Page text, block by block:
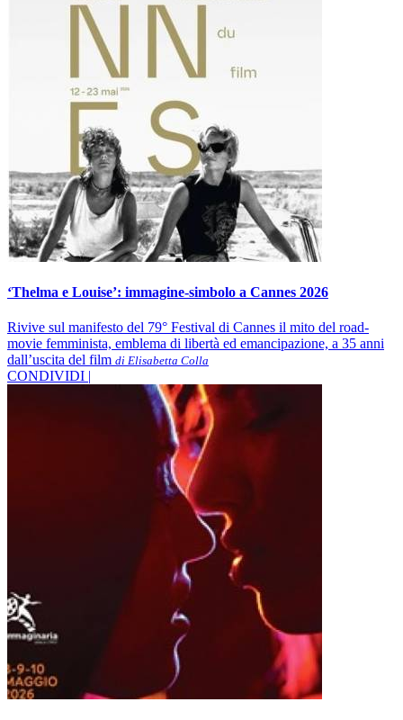
‘Thelma e Louise’: immagine-simbolo a Cannes 2026
Rivive sul manifesto del 79° Festival di Cannes il mito del road-
movie femminista, emblema di libertà ed emancipazione, a 35 anni
dall’uscita del film di Elisabetta Colla
CONDIVIDI |